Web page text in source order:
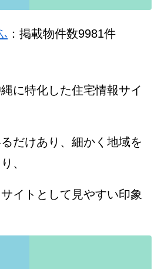
：掲載物件数9981件
に特化した住宅情報サイ
だけあり、細かく地域を
、
イトとして見やすい印象